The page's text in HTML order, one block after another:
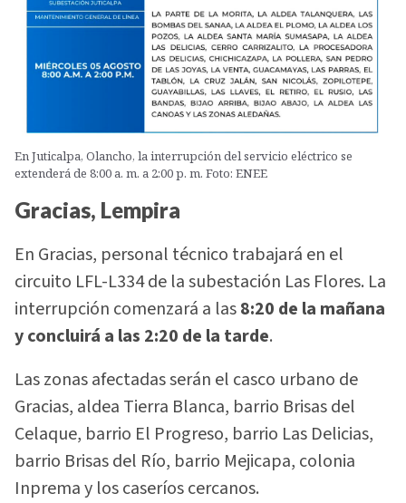
En Juticalpa, Olancho, la interrupción del servicio eléctrico se
extenderá de 8:00 a. m. a 2:00 p. m. Foto: ENEE
Gracias, Lempira
En Gracias, personal técnico trabajará en el
circuito LFL-L334 de la subestación Las Flores. La
interrupción comenzará a las8:20 de la mañana
y concluirá a las 2:20 de la tarde.
Las zonas afectadas serán el casco urbano de
Gracias, aldea Tierra Blanca, barrio Brisas del
Celaque, barrio El Progreso, barrio Las Delicias,
barrio Brisas del Río, barrio Mejicapa, colonia
Inprema y los caseríos cercanos.